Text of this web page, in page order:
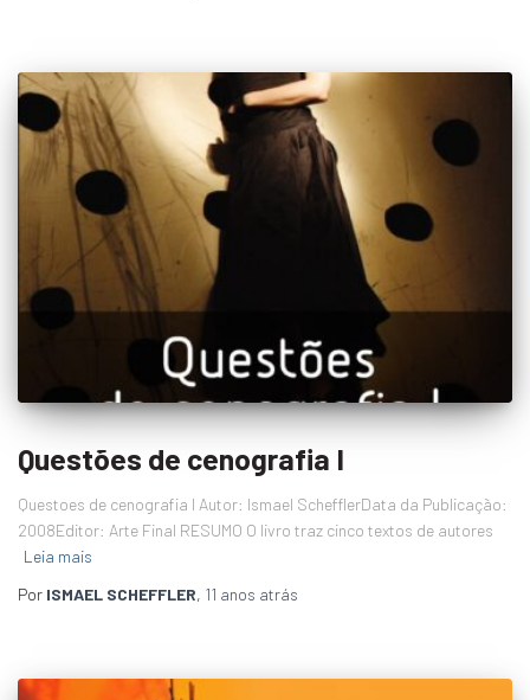
Questões de cenografia I
Questoes de cenografia I Autor: Ismael SchefflerData da Publicação:
2008Editor: Arte Final RESUMO O livro traz cinco textos de autores
Leia mais
Por ISMAEL SCHEFFLER, 11 anos atrás